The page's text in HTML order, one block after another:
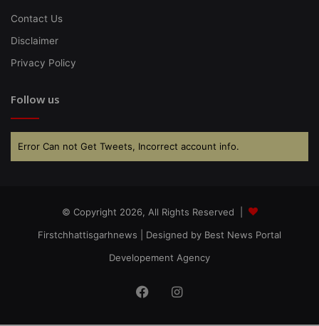
Contact Us
Disclaimer
Privacy Policy
Follow us
Error Can not Get Tweets, Incorrect account info.
© Copyright 2026, All Rights Reserved |
Firstchhattisgarhnews | Designed by Best News Portal
Developement Agency
FacebookInstagram